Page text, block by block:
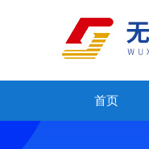
首页